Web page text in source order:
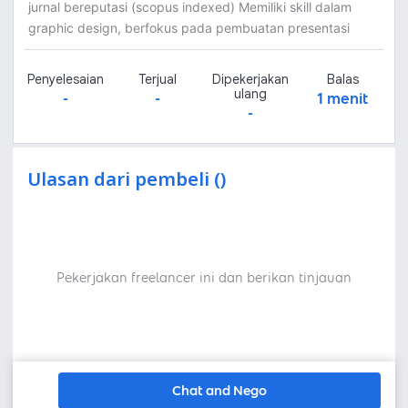
jurnal bereputasi (scopus indexed) Memiliki skill dalam
graphic design, berfokus pada pembuatan presentasi
Penyelesaian
-
Terjual
-
Dipekerjakan
ulang
-
Balas
1 menit
Ulasan dari pembeli ()
Pekerjakan freelancer ini dan berikan tinjauan
Chat and Nego